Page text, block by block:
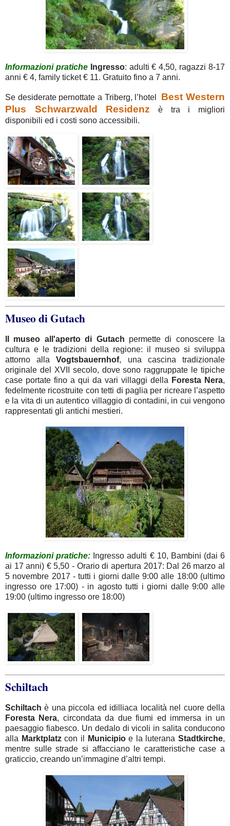
Informazioni pratiche Ingresso: adulti € 4,50, ragazzi 8-17
anni € 4, family ticket € 11. Gratuito fino a 7 anni.
Se desiderate pernottate a Triberg, l’hotel
Best Western
Plus Schwarzwald Residenz è tra i migliori
disponibili ed i costi sono accessibili.
Museo di Gutach
ll museo all'aperto di Gutach permette di conoscere la
cultura e le tradizioni della regione: il museo si sviluppa
attorno allaVogtsbauernhof, una cascina tradizionale
originale del XVII secolo, dove sono raggruppate le tipiche
case portate fino a qui da vari villaggi della Foresta Nera,
fedelmente ricostruite con tetti di paglia per ricreare l’aspetto
e la vita di un autentico villaggio di contadini, in cui vengono
rappresentati gli antichi mestieri.
Informazioni pratiche: Ingresso adulti € 10, Bambini (dai 6
ai 17 anni) € 5,50 - Orario di apertura 2017: Dal 26 marzo al
5 novembre 2017 - tutti i giorni dalle 9:00 alle 18:00 (ultimo
ingresso ore 17:00) - in agosto tutti i giorni dalle 9:00 alle
19:00 (ultimo ingresso ore 18:00)
Schiltach
Schiltach è una piccola ed idilliaca località nel cuore della
Foresta Nera, circondata da due fiumi ed immersa in un
paesaggio fiabesco. Un dedalo di vicoli in salita conducono
alla Marktplatzcon il Municipioe la luterana Stadtkirche,
mentre sulle strade si affacciano le caratteristiche case a
graticcio, creando un’immagine d’altri tempi.